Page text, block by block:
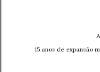
15 anos de expansão